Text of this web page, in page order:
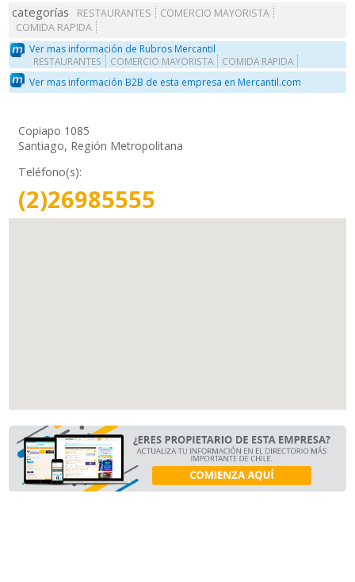
categorías RESTAURANTES
COMERCIO MAYORISTA
COMIDA RAPIDA
Ver mas información de Rubros Mercantil
RESTAURANTES COMERCIO MAYORISTA COMIDA RAPIDA
Ver mas información B2B de esta empresa en Mercantil.com
Copiapo 1085
Santiago, Región Metropolitana
Teléfono(s):
(2)26985555